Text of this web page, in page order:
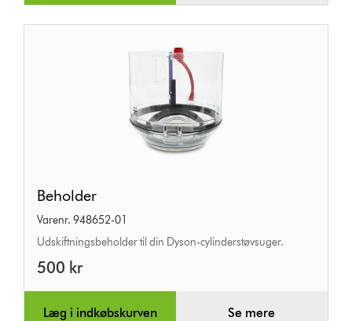
Beholder
Varenr. 948652-01
Udskiftningsbeholder til din Dyson-cylinderstøvsuger.
500 kr
Læg i indkøbskurven Se mere